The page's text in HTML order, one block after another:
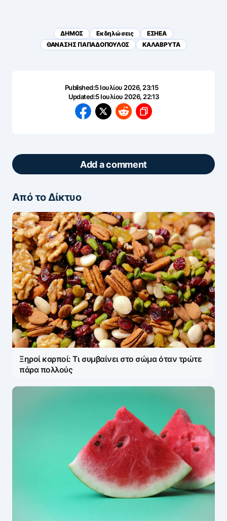
ΔΗΜΟΣ Εκδηλώσεις
ΕΣΗΕΑ
ΘΑΝΑΣΗΣ ΠΑΠΑΔΟΠΟΥΛΟΣ
ΚΑΛΑΒΡΥΤΑ
Published:5 Ιουλίου 2026, 23:15
Updated:5 Ιουλίου 2026, 22:13
Add a comment
ΖΩΝΤΑΝΆ ΣΧΌΛΙΑ
Πάρτε μέρος στη συζήτηση — το σχόλιό σας
ελέγχεται άμεσα από AI (Ελληνικά & Αγγλικά).
ΠΡΟΣΤΑΣΊΑ AI
Η ηλ. διεύθυνση σας δεν δημοσιεύεται. Τα
υποχρεωτικά πεδία σημειώνονται με*
Message*
Από το Δίκτυο
Ξηροί καρποί: Τι συμβαίνει στο σώμα όταν τρώτε
πάρα πολλούς